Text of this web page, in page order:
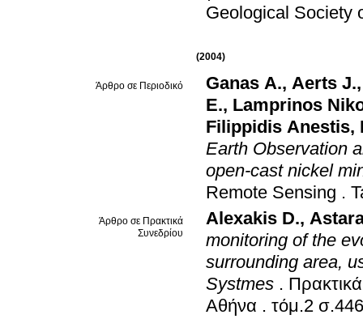
Geological Society
(2004)
Άρθρο σε Περιοδικό Ganas A., Aerts J.
E., Lamprinos
Filippidis Anestis,
Earth Observation
open-cast nickel
Remote Sensing .
Άρθρο σε Πρακτικά
Συνεδρίου
Alexakis D.,
monitoring of the
surrounding area,
Systmes .
Αθήνα . τόμ.2